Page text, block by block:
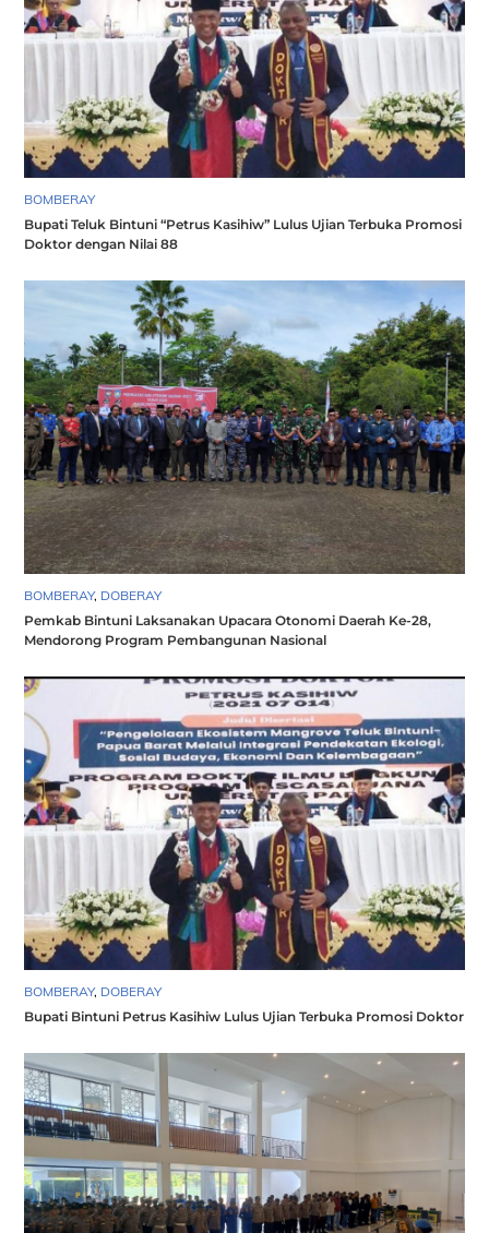
BOMBERAY
Bupati Teluk Bintuni “Petrus Kasihiw” Lulus Ujian Terbuka Promosi
Doktor dengan Nilai 88
BOMBERAY, DOBERAY
Pemkab Bintuni Laksanakan Upacara Otonomi Daerah Ke-28,
Mendorong Program Pembangunan Nasional
BOMBERAY, DOBERAY
Bupati Bintuni Petrus Kasihiw Lulus Ujian Terbuka Promosi Doktor